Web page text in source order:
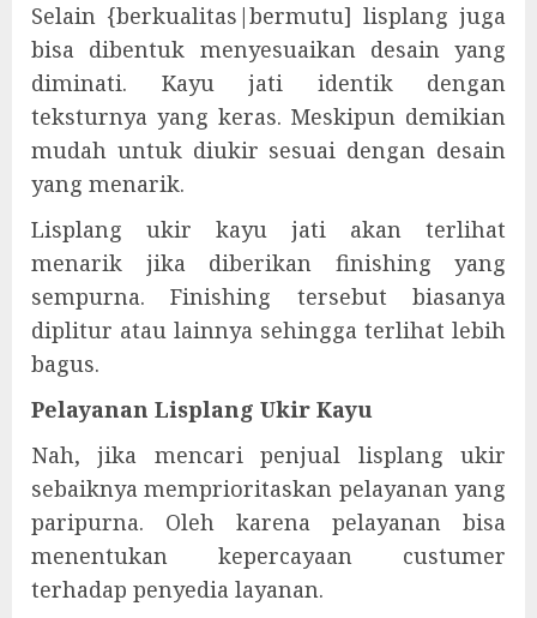
Selain {berkualitas|bermutu] lisplang juga
bisa dibentuk menyesuaikan desain yang
diminati. Kayu jati identik dengan
teksturnya yang keras. Meskipun demikian
mudah untuk diukir sesuai dengan desain
yang menarik.
Lisplang ukir kayu jati akan terlihat
menarik jika diberikan finishing yang
sempurna. Finishing tersebut biasanya
diplitur atau lainnya sehingga terlihat lebih
bagus.
Pelayanan Lisplang Ukir Kayu
Nah, jika mencari penjual lisplang ukir
sebaiknya memprioritaskan pelayanan yang
paripurna. Oleh karena pelayanan bisa
menentukan kepercayaan custumer
terhadap penyedia layanan.